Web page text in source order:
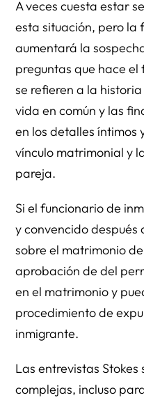
A veces cuesta estar
esta situación, pero la
aumentará la
preguntas que hace
se refieren a la
vida en común y las
en los detalles íntimos
vínculo matrimonial y
pareja.
Si el funcionario de
y convencido después
sobre el matrimonio
aprobación de del
en el matrimonio y
procedimiento de
inmigrante.
Las entrevistas Stokes
complejas, incluso